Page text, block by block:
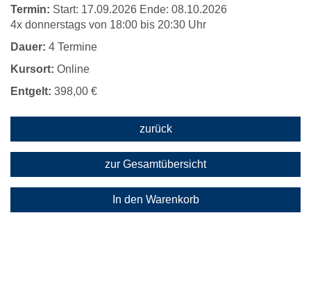
Termin: Start: 17.09.2026 Ende: 08.10.2026
4x donnerstags von 18:00 bis 20:30 Uhr
Dauer: 4 Termine
Kursort: Online
Entgelt: 398,00 €
zurück
zur Gesamtübersicht
In den Warenkorb